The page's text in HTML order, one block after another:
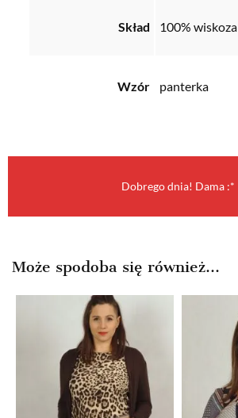
Skład 100% wiskoza
Wzór panterka
Dobrego dnia! Dama :*
Może spodoba się również…